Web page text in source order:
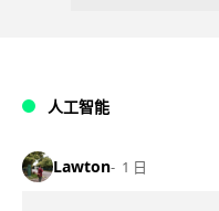
人工智能
Lawton 1 日